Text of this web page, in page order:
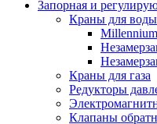
Запорная и
Краны для воды
Краны для газа
Редукторы
Клапаны